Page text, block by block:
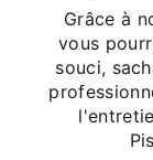
Grâce à
vous
souci,